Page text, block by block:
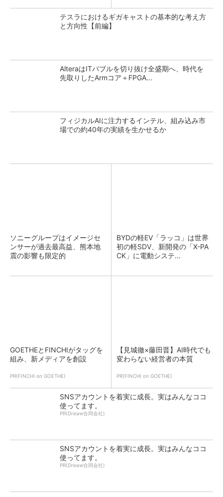
テスラにおけるギガキャストの基本的な考え方
と方向性【前編】
AlteraはITバブルを切り抜け全盛期へ、時代を
先取りしたArmコア＋FPGA...
フィジカルAIに注力するインテル、組み込み市
場での約40年の実績を生かせるか
ソニーグループはイメージセ
ンサーが過去最高益、熊本地
震の影響も限定的
BYDの軽EV「ラッコ」は世界
初の軽SDV、新開発の「X-PA
CK」に電動システ...
GOETHEとFINCHIがタッグを
組み、新メディアを創設
PR(FINCHI on GOETHE)
【見城徹×藤田晋】AI時代でも
変わらない経営者の本質
PR(FINCHI on GOETHE)
SNSアカウントを着実に成長。実はみんなココ
使ってます。
PR(Dreaw合同会社)
SNSアカウントを着実に成長。実はみんなココ
使ってます。
PR(Dreaw合同会社)